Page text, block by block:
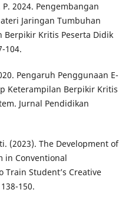
2024. Pengembangan
Jaringan Tumbuhan
Kritis Peserta Didik
104.
Pengaruh Penggunaan E-
Keterampilan Berpikir Kritis
Jurnal Pendidikan
(2023). The Development of
in Conventional
Train Student’s Creative
150.